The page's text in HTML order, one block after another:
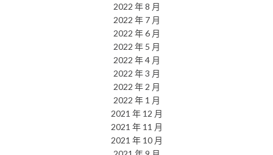
2022 年 8 月
2022 年 7 月
2022 年 6 月
2022 年 5 月
2022 年 4 月
2022 年 3 月
2022 年 2 月
2022 年 1 月
2021 年 12 月
2021 年 11 月
2021 年 10 月